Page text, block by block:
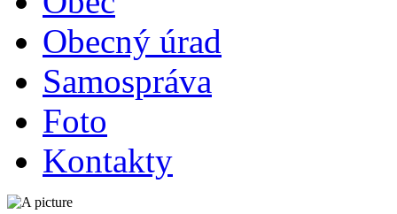
Obecný úrad
Samospráva
Foto
Kontakty